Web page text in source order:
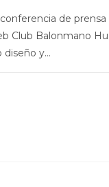
de
Club Balonmano
diseño y…